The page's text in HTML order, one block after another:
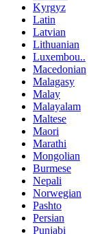
Kyrgyz
Latin
Latvian
Lithuanian
Luxembou..
Macedonian
Malagasy
Malay
Malayalam
Maltese
Maori
Marathi
Mongolian
Burmese
Nepali
Norwegian
Pashto
Persian
Punjabi